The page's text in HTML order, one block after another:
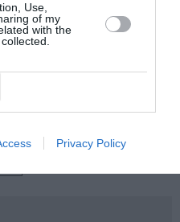
Use,
of my
with the
Privacy Policy
2024
ΧΑΪ́ΝΗΔΕΣ